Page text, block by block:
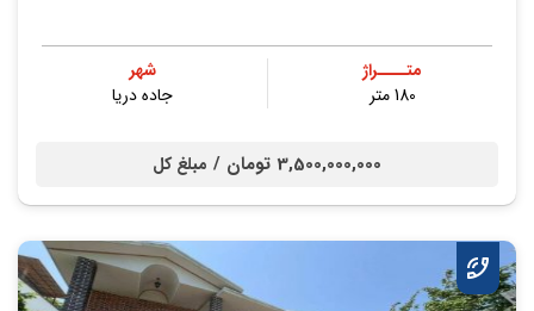
متــــراژ
180 متر
شهر
جاده دریا
3,500,000,000 تومان / مبلغ کل